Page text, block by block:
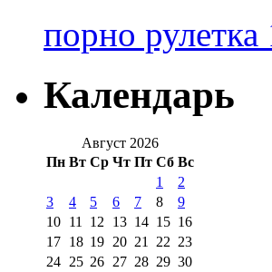
порно рулетка
Календарь
Август 2026
Пн Вт Ср Чт Пт Сб Вс
1
2
3
4 5 6 7 8
9
10 11 12 13 14 15 16
17 18 19 20 21 22 23
24 25 26 27 28 29 30